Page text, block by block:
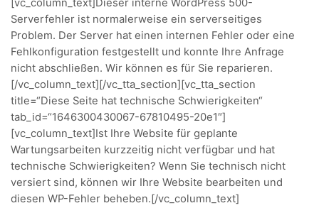
[vc_column_text]Dieser interne WordPress 500-
Serverfehler ist normalerweise ein serverseitiges
Problem. Der Server hat einen internen Fehler oder eine
Fehlkonfiguration festgestellt und konnte Ihre Anfrage
nicht abschließen. Wir können es für Sie reparieren.
[/vc_column_text][/vc_tta_section][vc_tta_section
title=“Diese Seite hat technische Schwierigkeiten“
tab_id=“1646300430067-67810495-20e1″]
[vc_column_text]Ist Ihre Website für geplante
Wartungsarbeiten kurzzeitig nicht verfügbar und hat
technische Schwierigkeiten? Wenn Sie technisch nicht
versiert sind, können wir Ihre Website bearbeiten und
diesen WP-Fehler beheben.[/vc_column_text]